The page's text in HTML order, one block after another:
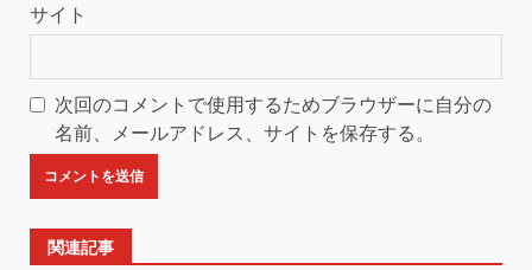
サイト
次回のコメントで使用するためブラウザーに自分の
名前、メールアドレス、サイトを保存する。
関連記事